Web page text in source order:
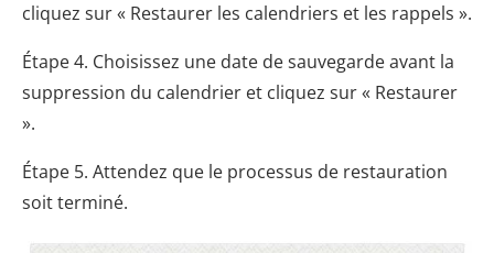
cliquez sur « Restaurer les calendriers et les rappels ».
Étape 4. Choisissez une date de sauvegarde avant la
suppression du calendrier et cliquez sur « Restaurer
».
Étape 5. Attendez que le processus de restauration
soit terminé.